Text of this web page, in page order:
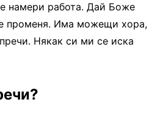
намери работа. Дай Боже
променя. Има можещи хора,
Някак си ми се иска